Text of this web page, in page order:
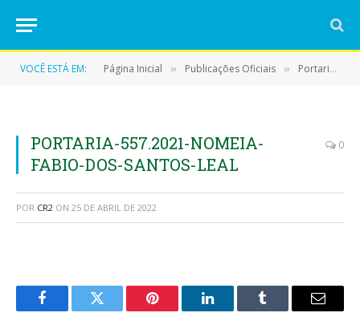
VOCÊ ESTÁ EM: Página Inicial » Publicações Oficiais » Portarias
PORTARIA-557.2021-NOMEIA-
FABIO-DOS-SANTOS-LEAL
0
POR CR2 ON 25 DE ABRIL DE 2022
FacebookTwitter Pinterest LinkedInTumblr
E-